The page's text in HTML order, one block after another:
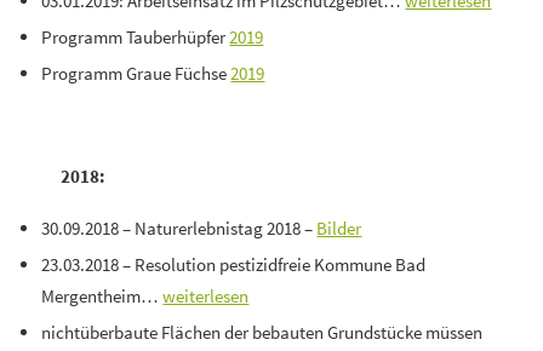
Programm Tauberhüpfer2019
Programm Graue Füchse2019
2018:
30.09.2018 – Naturerlebnistag 2018 – Bilder
23.03.2018 – Resolution pestizidfreie Kommune Bad
Mergentheim…weiterlesen
nichtüberbaute Flächen der bebauten Grundstücke müssen